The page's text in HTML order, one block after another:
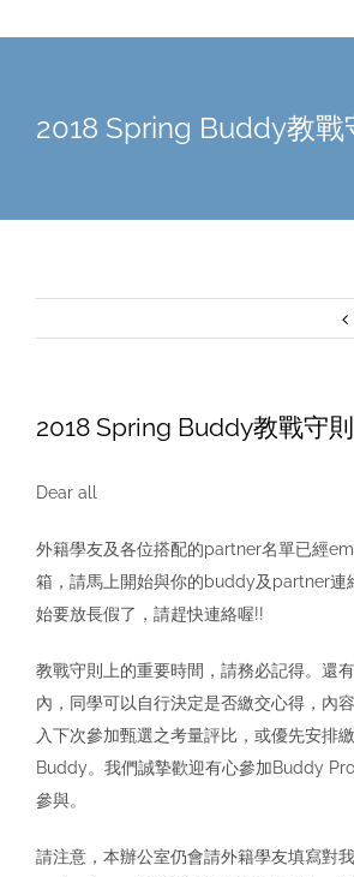
2018 Spring Buddy教戰
2018 Spring Buddy教戰守則
Dear all
外籍學友及各位搭配的partner名單已經
箱，請馬上開始與你的buddy及partner連
始要放長假了，請趕快連絡喔!!
教戰守則上的重要時間，請務必記得。還
內，同學可以自行決定是否繳交心得，內
入下次參加甄選之考量評比，或優先安排
Buddy。我們誠摯歡迎有心參加Buddy
參與。
請注意，本辦公室仍會請外籍學友填寫對